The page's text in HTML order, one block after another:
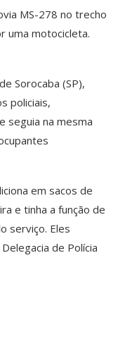
MS-278 no trecho
uma motocicleta.
Sorocaba (SP),
policiais,
seguia na mesma
em sacos de
e tinha a função de
serviço. Eles
de Polícia